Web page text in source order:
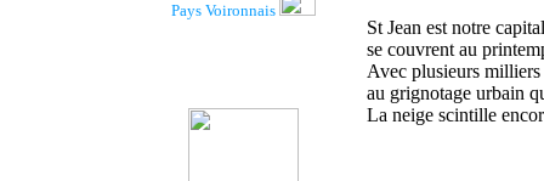
Pays Voironnais
St Jean est notre
se couvrent au
Avec plusieurs
au grignotage urbain
La neige scintille